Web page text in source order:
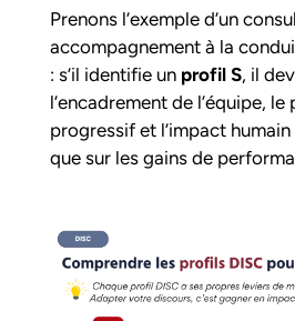
Prenons l’exemple d’un
accompagnement à la
: s’il identifie un profil S, il
l’encadrement de l’équipe,
progressif et l’impact
que sur les gains de